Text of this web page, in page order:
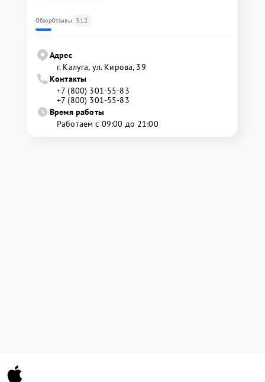
ОбзорОтзывы 312
Адрес
г. Калуга, ул. Кирова, 39
Контакты
+7 (800) 301-55-83
+7 (800) 301-55-83
Время работы
Работаем с 09:00 до 21:00